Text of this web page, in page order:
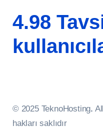
4.98
© 2025 TeknoHosting.
hakları saklıdır